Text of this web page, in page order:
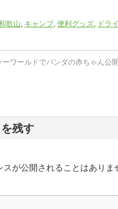
歌山, キャンプ, 便利グッズ, ドラ
ワールドでパンダの赤ちゃん公
残す
スが公開されることはありま